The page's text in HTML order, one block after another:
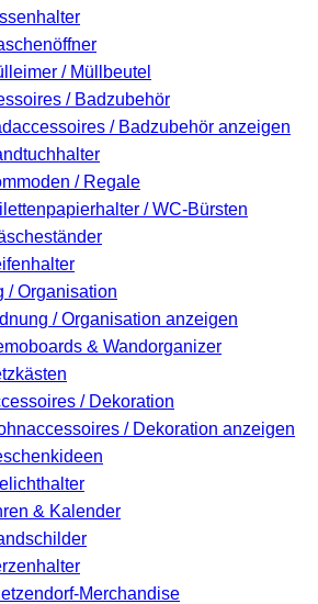
/ Müllbeutel
/ Badzubehör
/ Badzubehör anzeigen
/ Regale
/ WC-Bürsten
/ Organisation
/ Organisation anzeigen
& Wandorganizer
/ Dekoration
/ Dekoration anzeigen
& Kalender
Merchandise